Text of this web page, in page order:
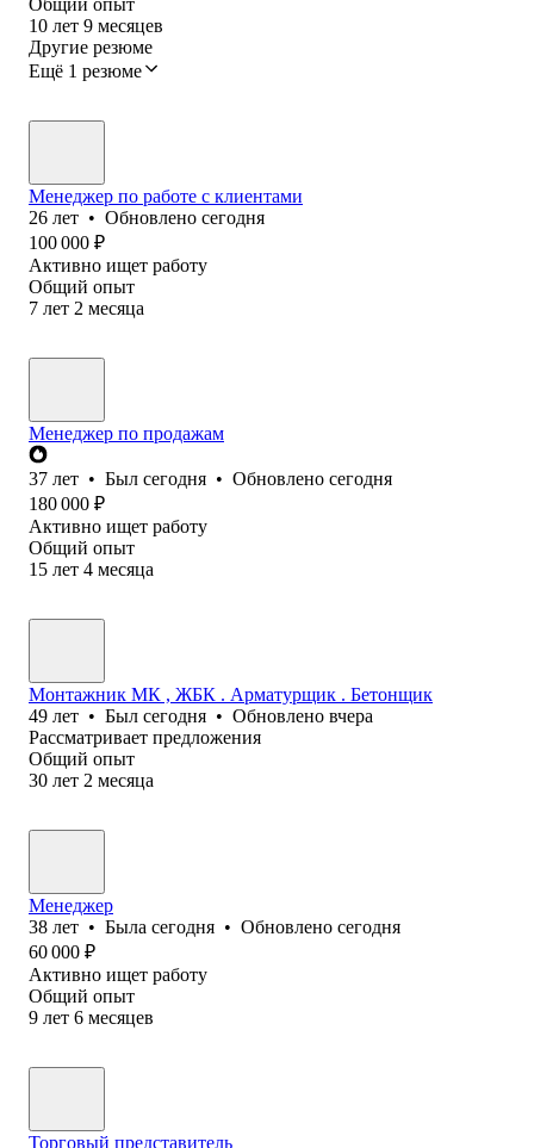
10 лет 9 месяцев
Другие резюме
Ещё 1 резюме
Менеджер по работе с клиентами
26 лет • Обновлено сегодня
100 000 ₽
Активно ищет работу
Общий опыт
7 лет 2 месяца
Менеджер по продажам
37 лет • Был сегодня • Обновлено сегодня
180 000 ₽
Активно ищет работу
Общий опыт
15 лет 4 месяца
Монтажник МК , ЖБК . Арматурщик . Бетонщик
49 лет • Был сегодня • Обновлено вчера
Рассматривает предложения
Общий опыт
30 лет 2 месяца
Менеджер
38 лет • Была сегодня • Обновлено сегодня
60 000 ₽
Активно ищет работу
Общий опыт
9 лет 6 месяцев
Торговый представитель